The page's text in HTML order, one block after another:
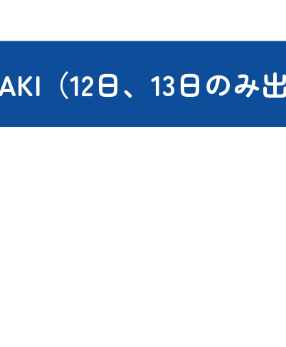
（12日、13日のみ出